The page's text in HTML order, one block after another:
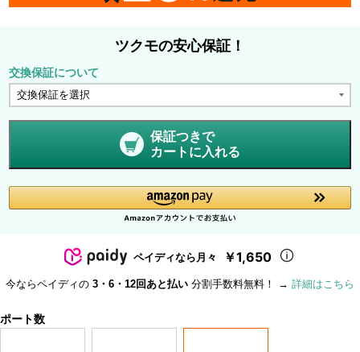
ツクモの安心保証！
交換保証について
保証つきで
カートに入れる
ペイディなら月々 ￥1,650
今ならペイディの 3・6・12回あと払い 分割手数料無料！ → 詳細はこちら
ポート数